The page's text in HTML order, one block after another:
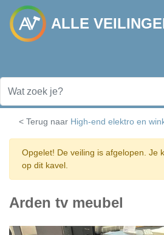
ALLE
< Terug naar High-end elektro en
Opgelet! De veiling is afgelopen. Je
op dit kavel.
Arden tv meubel